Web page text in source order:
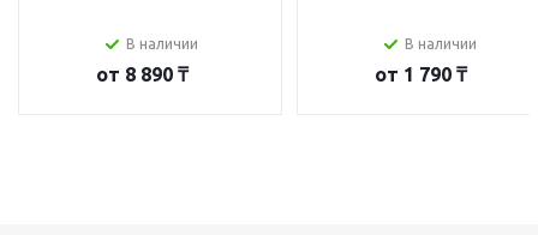
В наличии
от 8 890 ₸
В наличии
от 1 790 ₸